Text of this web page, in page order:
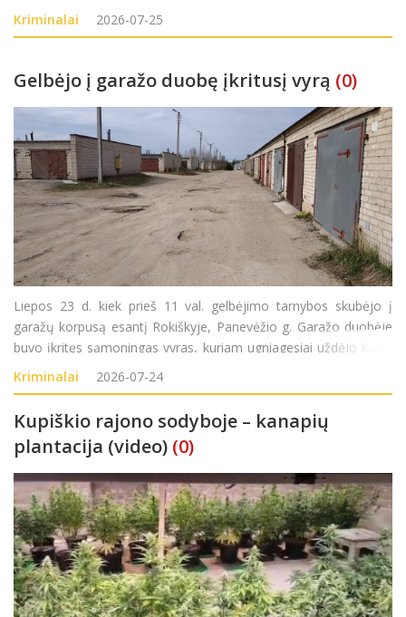
poskyrio vyriausioji specialistė Akvilė Aleksejeva „Rokiškio
Kriminalai 2026-07-25
Gelbėjo į garažo duobę įkritusį vyrą (0)
Liepos 23 d. kiek prieš 11 val. gelbėjimo tarnybos skubėjo į
garažų korpusą esantį Rokiškyje, Panevėžio g. Garažo duobėje
buvo įkritęs sąmoningas vyras, kuriam ugniagesiai uždėjo kaklo
įtvarą, iškėlė jį iš garažo duobės ir perdavė greitosios medicinos
pagalbos medikams.
Kriminalai 2026-07-24
Kupiškio rajono sodyboje – kanapių
plantacija (video) (0)